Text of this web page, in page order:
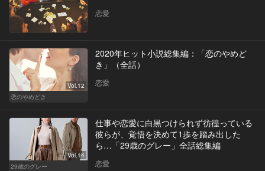
恋愛
Vol.12
恋のやめどき
2020年ヒット小説総集編：「恋のやめど
き」（全話）
恋愛
Vol.14
29歳のグレー
仕事や恋愛に白黒つけられず彷徨っている
彼らが、覚悟を決めて1歩を踏み出した
ら…「29歳のグレー」全話総集編
恋愛